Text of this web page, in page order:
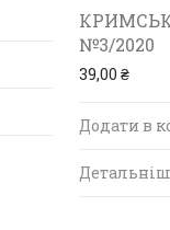
№3/2020
39,00 ₴
Додати в